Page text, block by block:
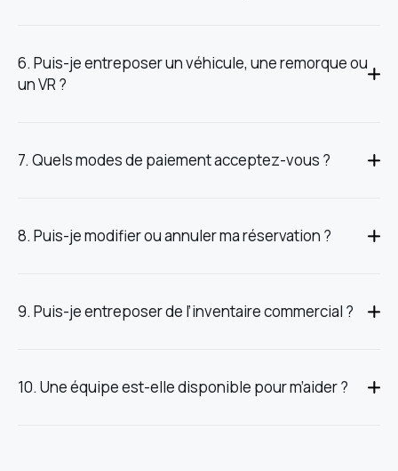
6. Puis-je entreposer un véhicule, une remorque ou
un VR ?
7. Quels modes de paiement acceptez-vous ?
8. Puis-je modifier ou annuler ma réservation ?
9. Puis-je entreposer de l’inventaire commercial ?
10. Une équipe est-elle disponible pour m’aider ?